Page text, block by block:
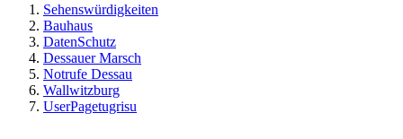
Sehenswürdigkeiten
Bauhaus
DatenSchutz
Dessauer Marsch
Notrufe Dessau
Wallwitzburg
UserPagetugrisu